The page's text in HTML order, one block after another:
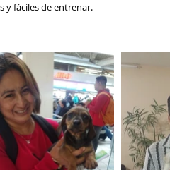
y fáciles de entrenar.